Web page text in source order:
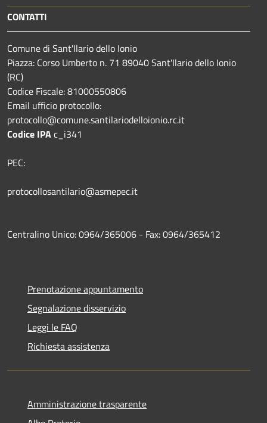
CONTATTI
Comune di Sant'Ilario dello Ionio
Piazza: Corso Umberto n. 71 89040 Sant'Ilario dello Ionio
(RC)
Codice Fiscale: 81000550806
Email ufficio protocollo:
protocollo@comune.santilariodelloionio.rc.it
Codice IPAc_i341
PEC:
protocollosantilario@asmepec.it
Centralino Unico: 0964/365006 - Fax: 0964/365412
Prenotazione appuntamento
Segnalazione disservizio
Leggi le FAQ
Richiesta assistenza
Amministrazione trasparente